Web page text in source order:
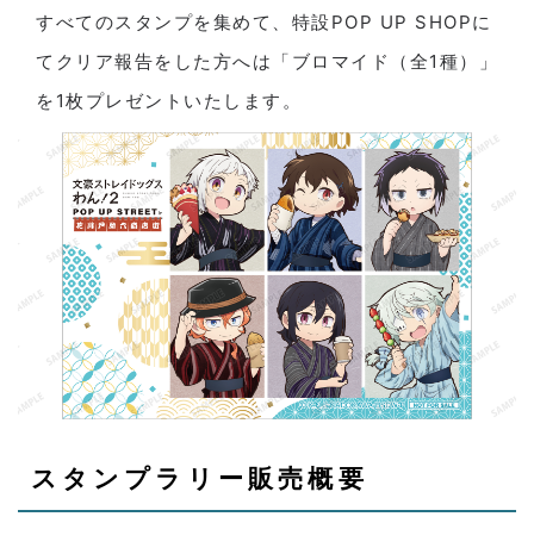
すべてのスタンプを集めて、特設POP UP SHOPに
てクリア報告をした方へは「ブロマイド（全1種）」
を1枚プレゼントいたします。
スタンプラリー販売概要